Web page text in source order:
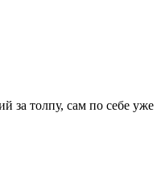
за толпу, сам по себе уже